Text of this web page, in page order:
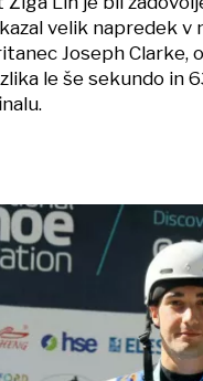
velik napredek v
Joseph Clarke,
le še sekundo in